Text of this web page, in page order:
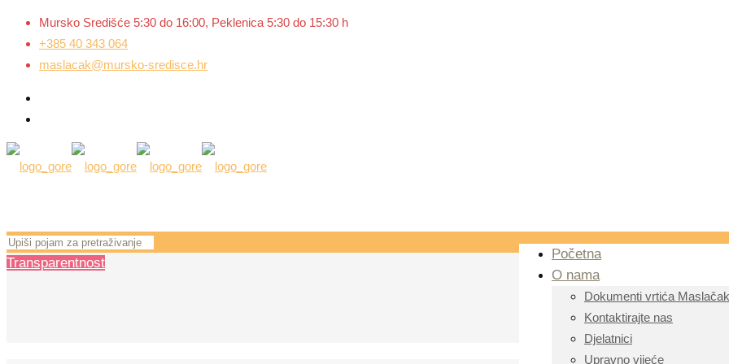
Mursko Središće 5:30 do 16:00, Peklenica 5:30 do 15:30 h
+385 40 343 064
maslacak@mursko-sredisce.hr
Početna
O nama
Dokumenti vrtića Maslačak
Kontaktirajte nas
Djelatnici
Upravno vijeće
Transparentnost